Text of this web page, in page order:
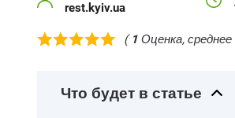
rest.kyiv.ua
( 1 Оценка, среднее
Что будет в статье